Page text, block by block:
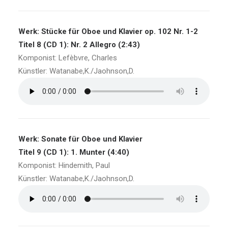
Werk: Stücke für Oboe und Klavier op. 102 Nr. 1-2
Titel 8 (CD 1): Nr. 2 Allegro (2:43)
Komponist: Lefèbvre, Charles
Künstler: Watanabe,K./Jaohnson,D.
Werk: Sonate für Oboe und Klavier
Titel 9 (CD 1): 1. Munter (4:40)
Komponist: Hindemith, Paul
Künstler: Watanabe,K./Jaohnson,D.